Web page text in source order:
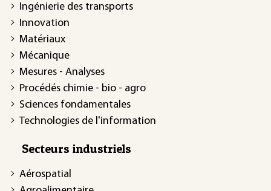
Ingénierie des transports
Innovation
Matériaux
Mécanique
Mesures - Analyses
Procédés chimie - bio - agro
Sciences fondamentales
Technologies de l'information
Secteurs industriels
Aérospatial